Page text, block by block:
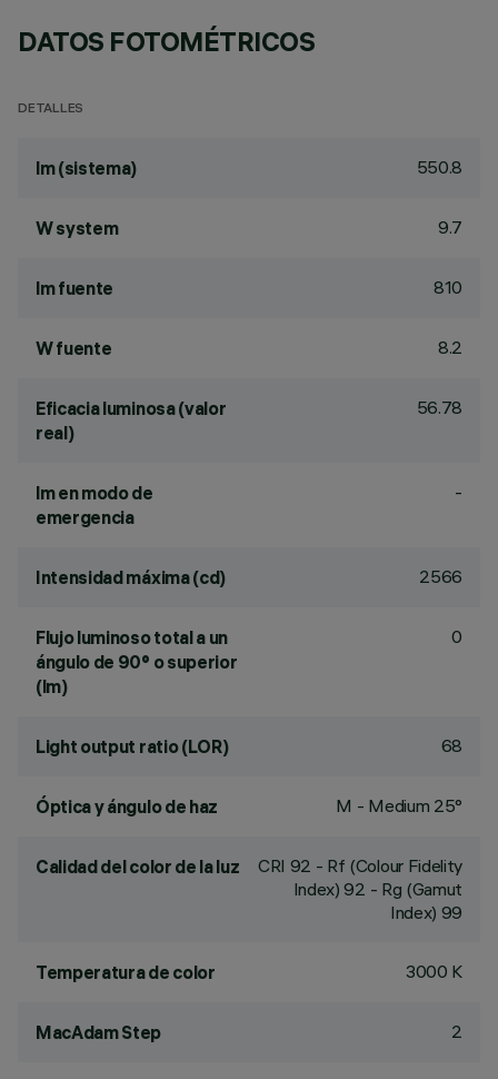
DATOS FOTOMÉTRICOS
DETALLES
lm (sistema) 550.8
W system 9.7
lm fuente 810
W fuente 8.2
Eficacia luminosa (valor
real)
56.78
lm en modo de
emergencia
-
Intensidad máxima (cd) 2566
Flujo luminoso total a un
ángulo de 90° o superior
(lm)
0
Light output ratio (LOR) 68
Óptica y ángulo de haz M - Medium 25°
Calidad del color de la luz CRI 92 - Rf (Colour Fidelity
Index) 92 - Rg (Gamut
Index) 99
Temperatura de color 3000 K
MacAdam Step 2